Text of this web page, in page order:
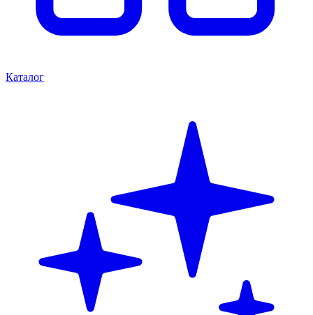
Каталог